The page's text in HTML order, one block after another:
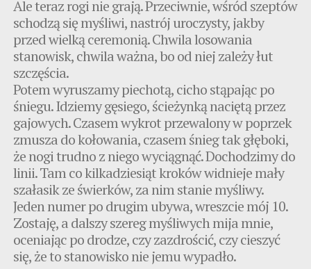
Ale teraz rogi nie grają. Przeciwnie, wśród szeptów
schodzą się myśliwi, nastrój uroczysty, jakby
przed wielką ceremonią. Chwila losowania
stanowisk, chwila ważna, bo od niej zależy łut
szczęścia.
Potem wyruszamy piechotą, cicho stąpając po
śniegu. Idziemy gęsiego, ścieżynką naciętą przez
gajowych. Czasem wykrot przewalony w poprzek
zmusza do kołowania, czasem śnieg tak głęboki,
że nogi trudno z niego wyciągnąć. Dochodzimy do
linii. Tam co kilkadziesiąt kroków widnieje mały
szałasik ze świerków, za nim stanie myśliwy.
Jeden numer po drugim ubywa, wreszcie mój 10.
Zostaję, a dalszy szereg myśliwych mija mnie,
oceniając po drodze, czy zazdrościć, czy cieszyć
się, że to stanowisko nie jemu wypadło.